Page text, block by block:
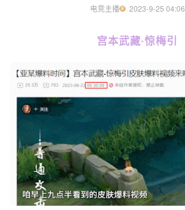
电竞主播
  2023-9-25 04:06
宫本武藏·惊梅引